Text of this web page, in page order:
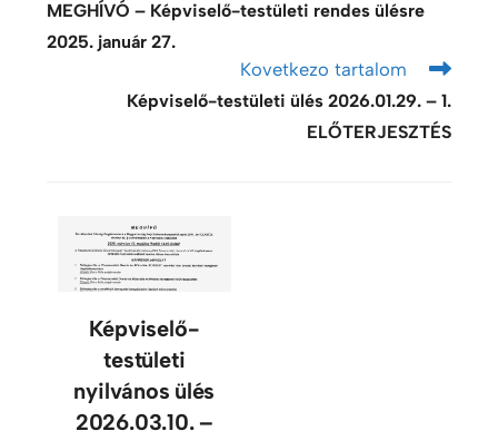
MEGHÍVÓ – Képviselő-testületi rendes ülésre
2025. január 27.
Kovetkezo tartalom
Képviselő-testületi ülés 2026.01.29. – 1.
ELŐTERJESZTÉS
Képviselő-
testületi
nyilvános ülés
2026.03.10. –